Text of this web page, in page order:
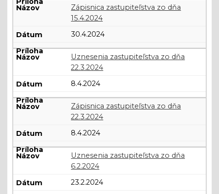
Zápisnica zastupiteľstva zo dňa
15.4.2024
30.4.2024
Uznesenia zastupiteľstva zo dňa
22.3.2024
8.4.2024
Zápisnica zastupiteľstva zo dňa
22.3.2024
8.4.2024
Uznesenia zastupiteľstva zo dňa
6.2.2024
23.2.2024